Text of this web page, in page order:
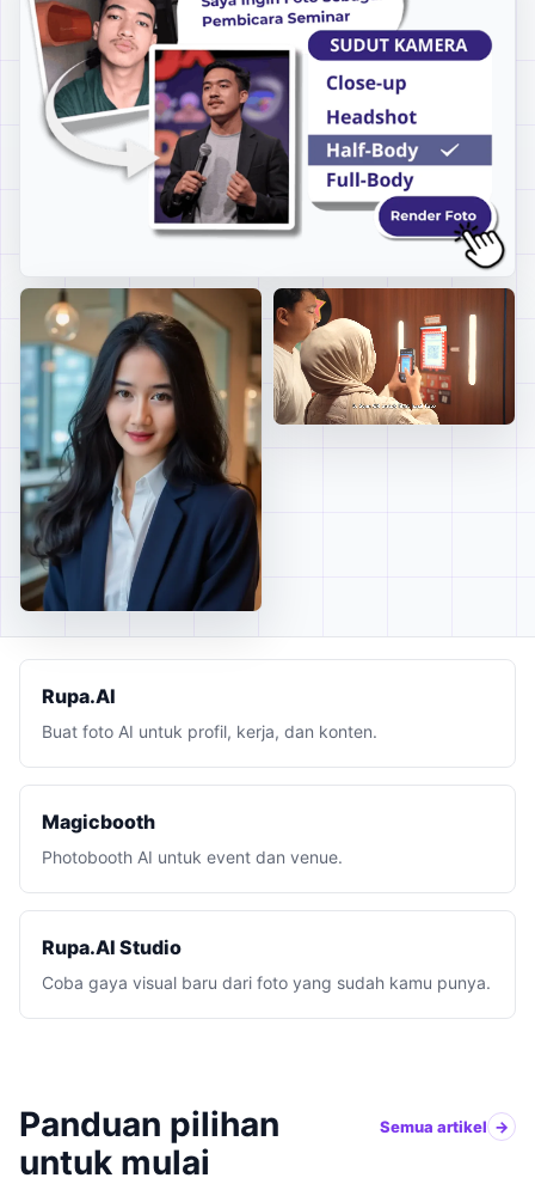
Rupa.AI
Buat foto AI untuk profil, kerja, dan konten.
Magicbooth
Photobooth AI untuk event dan venue.
Rupa.AI Studio
Coba gaya visual baru dari foto yang sudah kamu punya.
Panduan pilihan
untuk mulai
Semua artikel